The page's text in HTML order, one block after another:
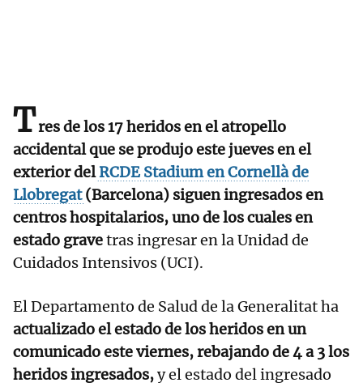
Tres de los 17 heridos en el atropello
accidental que se produjo este jueves en el
exterior delRCDE Stadium en Cornellà de
Llobregat(Barcelona) siguen ingresados en
centros hospitalarios, uno de los cuales en
estado gravetras ingresar en la Unidad de
Cuidados Intensivos (UCI).
El Departamento de Salud de la Generalitat ha
actualizado el estado de los heridos en un
comunicado este viernes, rebajando de 4 a 3 los
heridos ingresados,y el estado del ingresado